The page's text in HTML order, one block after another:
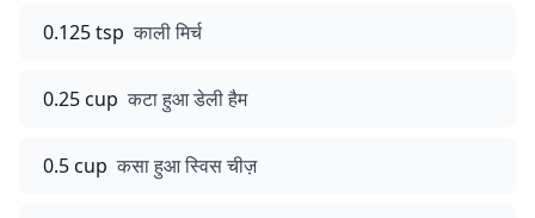
0.125 tsp काली मिर्च
0.25 cup कटा हुआ डेली हैम
0.5 cup कसा हुआ स्विस चीज़